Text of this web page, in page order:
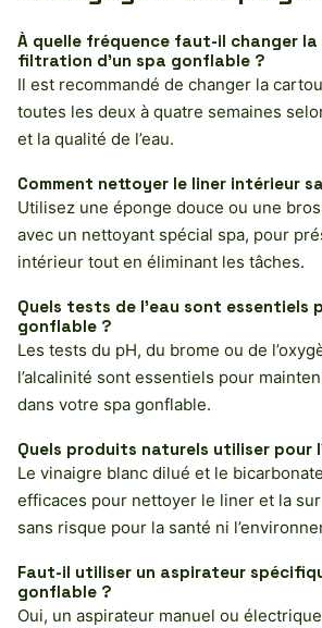
À quelle fréquence faut-il changer
filtration d’un spa gonflable ?
Il est recommandé de changer la
toutes les deux à quatre semaines
et la qualité de l’eau.
Comment nettoyer le liner intérieur
Utilisez une éponge douce ou une
avec un nettoyant spécial spa, pour
intérieur tout en éliminant les tâches.
Quels tests de l’eau sont essentiels
gonflable ?
Les tests du pH, du brome ou de
l’alcalinité sont essentiels pour
dans votre spa gonflable.
Quels produits naturels utiliser pour
Le vinaigre blanc dilué et le
efficaces pour nettoyer le liner et la
sans risque pour la santé ni
Faut-il utiliser un aspirateur
gonflable ?
Oui, un aspirateur manuel ou